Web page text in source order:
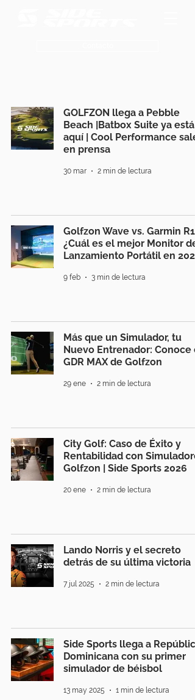
GOLFZON llega a Pebble
Beach |Batbox Suite ya está
aquí | Cool Performance sale
en prensa
30 mar 2 min de lectura
Golfzon Wave vs. Garmin
¿Cuál es el mejor Monitor de
Lanzamiento Portátil en
9 feb 3 min de lectura
Más que un Simulador, tu
Nuevo Entrenador: Conoce
GDR MAX de Golfzon
29 ene 2 min de lectura
City Golf: Caso de Éxito y
Rentabilidad con
Golfzon | Side Sports 2026
20 ene 2 min de lectura
Lando Norris y el secreto
detrás de su última victoria
7 jul 2025 2 min de lectura
Side Sports llega a República
Dominicana con su primer
simulador de béisbol
13 may 2025 1 min de lectura